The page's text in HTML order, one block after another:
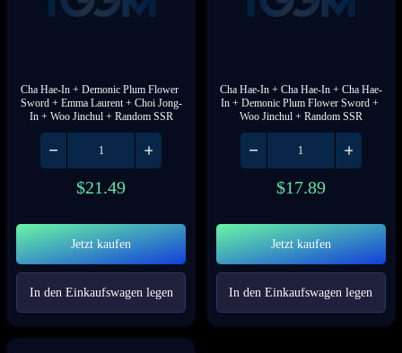
Cha Hae-In + Demonic Plum Flower
Sword + Emma Laurent + Choi Jong-
In + Woo Jinchul + Random SSR
$21.49
Jetzt kaufen
In den Einkaufswagen legen
Cha Hae-In + Cha Hae-In + Cha Hae-
In + Demonic Plum Flower Sword +
Woo Jinchul + Random SSR
$17.89
Jetzt kaufen
In den Einkaufswagen legen